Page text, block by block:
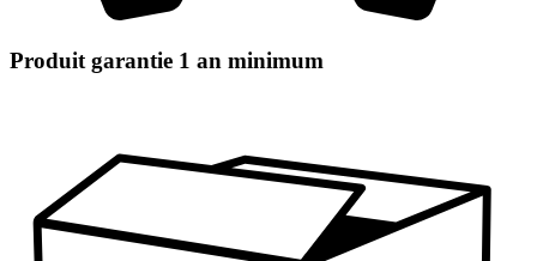
Produit garantie 1 an minimum